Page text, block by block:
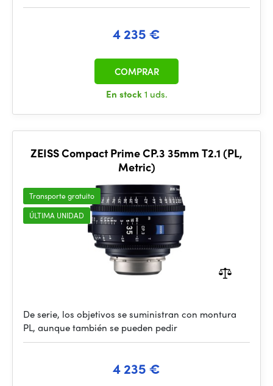
4 235 €
En stock1 uds.
COMPRAR
ZEISS Compact Prime CP.3 35mm T2.1 (PL,
Metric)
Transporte gratuito
ÚLTIMA UNIDAD
De serie, los objetivos se suministran con montura
PL, aunque también se pueden pedir
4 235 €